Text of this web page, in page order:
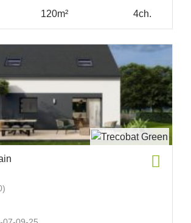
120m² 4ch.